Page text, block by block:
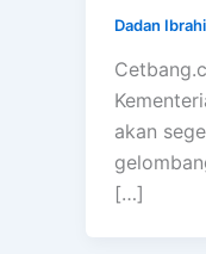
Dadan
akan
[…]